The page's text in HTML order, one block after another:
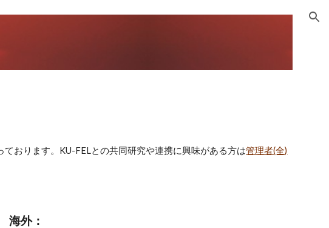
おります。KU-FELとの共同研究や連携に興味がある方は管理者(全)
海外：